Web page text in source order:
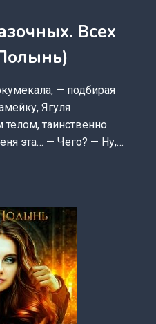
Всех
— подбирая
Ягуля
таинственно
эта… — Чего? — Ну,…